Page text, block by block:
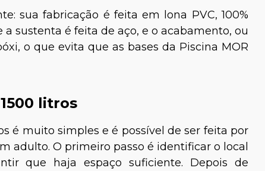
sua fabricação é feita em lona PVC, 100%
sustenta é feita de aço, e o acabamento, ou
o que evita que as bases da Piscina MOR
litros
é muito simples e é possível de ser feita por
adulto. O primeiro passo é identificar o local
que haja espaço suficiente. Depois de